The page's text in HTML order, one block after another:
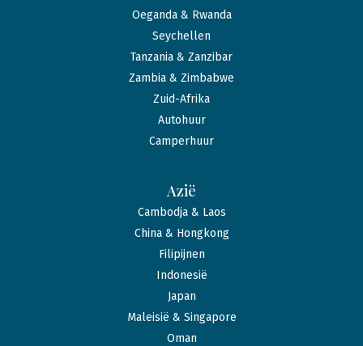
Oeganda & Rwanda
Seychellen
Tanzania & Zanzibar
Zambia & Zimbabwe
Zuid-Afrika
Autohuur
Camperhuur
Azië
Cambodja & Laos
China & Hongkong
Filipijnen
Indonesië
Japan
Maleisië & Singapore
Oman